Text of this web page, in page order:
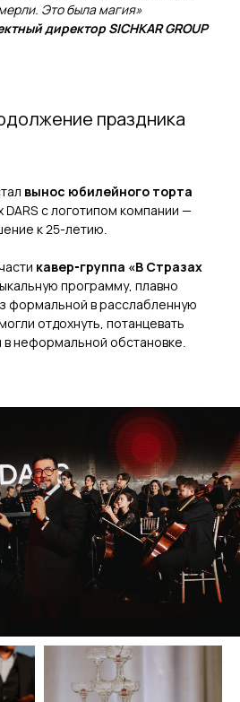
Это была магия»
директор SICHKAR GROUP
праздника
вынос юбилейного торта
DARS с логотипом компании —
к 25-летию.
кавер-группа «В Стразах
программу, плавно
формальной в расслабленную
отдохнуть, потанцевать
в неформальной обстановке.